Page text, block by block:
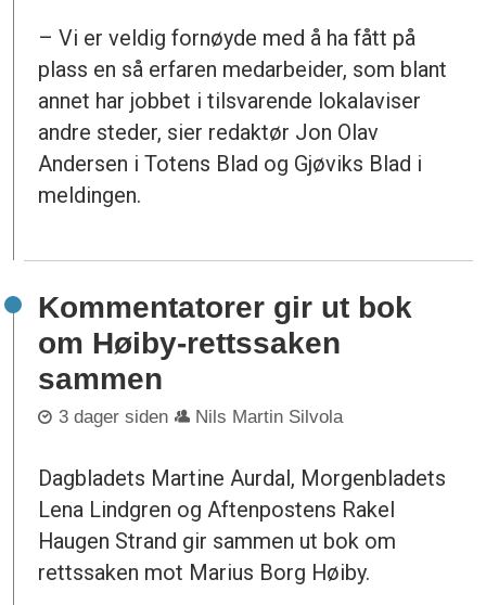
– Vi er veldig fornøyde med å ha fått på
plass en så erfaren medarbeider, som blant
annet har jobbet i tilsvarende lokalaviser
andre steder, sier redaktør Jon Olav
Andersen i Totens Blad og Gjøviks Blad i
meldingen.
Kommentatorer gir ut bok
om Høiby-rettssaken
sammen
3 dager siden Nils Martin Silvola
Dagbladets Martine Aurdal, Morgenbladets
Lena Lindgren og Aftenpostens Rakel
Haugen Strand gir sammen ut bok om
rettssaken mot Marius Borg Høiby.